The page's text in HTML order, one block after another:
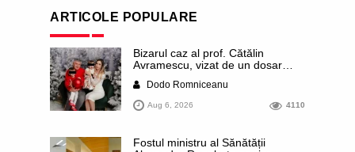
ARTICOLE POPULARE
Bizarul caz al prof. Cătălin
Avramescu, vizat de un dosar
infantilă”. Miroase a execuție
stalinistă. Cea mai imundă parte a
presei publică inclusiv documente
dezvăluite date ultra-personale
ale profesorului, inclusiv
Dodo Romniceanu
Aug 6, 2026 4110
Fostul ministru al Sănătății